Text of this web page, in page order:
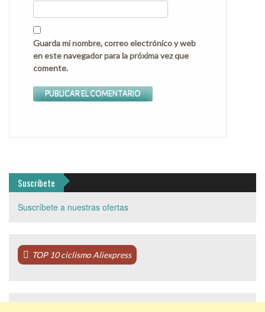
Guarda mi nombre, correo electrónico y web
en este navegador para la próxima vez que
comente.
Suscríbete
Suscríbete a nuestras ofertas
TOP 10 ciclismo Aliexpress